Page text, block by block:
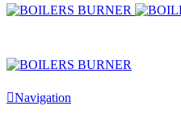
Navigation